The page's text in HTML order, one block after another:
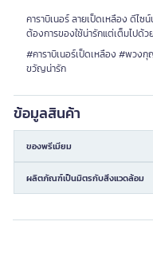
คาราบิเนอร์ ลายเป็ดเหลือง ดีไซ
ต้องการของใช้น่ารักแต่เต็มไปด้ว
#คาราบิเนอร์เป็ดเหลือง #พวง
ขวัญน่ารัก
ข้อมูลสินค้า
ของพรีเมียม
ผลิตภัณฑ์เป็นมิตรกับสิ่งแวดล้อม